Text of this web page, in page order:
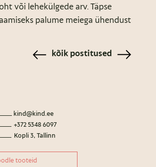
või lehekülgede arv. Täpse
palume meiega ühendust
kõik postitused
kind@kind.ee
+372 5348 6097
Kopli 3, Tallinn
tooteid